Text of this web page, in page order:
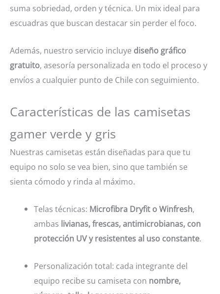
suma sobriedad, orden y técnica. Un mix ideal para
escuadras que buscan destacar sin perder el foco.
Además, nuestro servicio incluye diseño gráfico
gratuito, asesoría personalizada en todo el proceso y
envíos a cualquier punto de Chile con seguimiento.
Características de las camisetas
gamer verde y gris
Nuestras camisetas están diseñadas para que tu
equipo no solo se vea bien, sino que también se
sienta cómodo y rinda al máximo.
Telas técnicas: Microfibra Dryfit o Winfresh,
ambas livianas, frescas, antimicrobianas, con
protección UV y resistentes al uso constante.
Personalización total: cada integrante del
equipo recibe su camiseta con nombre,